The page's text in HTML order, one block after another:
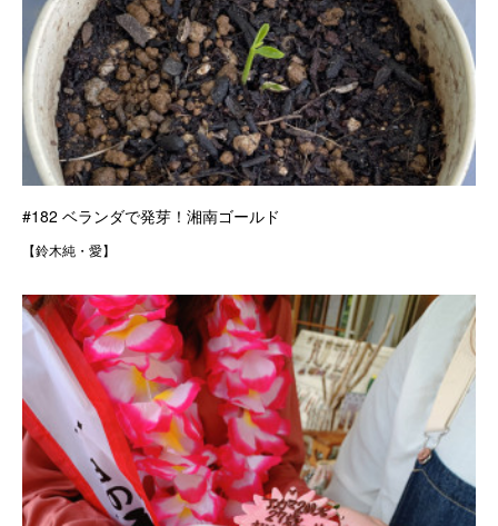
#182 ベランダで発芽！湘南ゴールド
【鈴木純・愛】